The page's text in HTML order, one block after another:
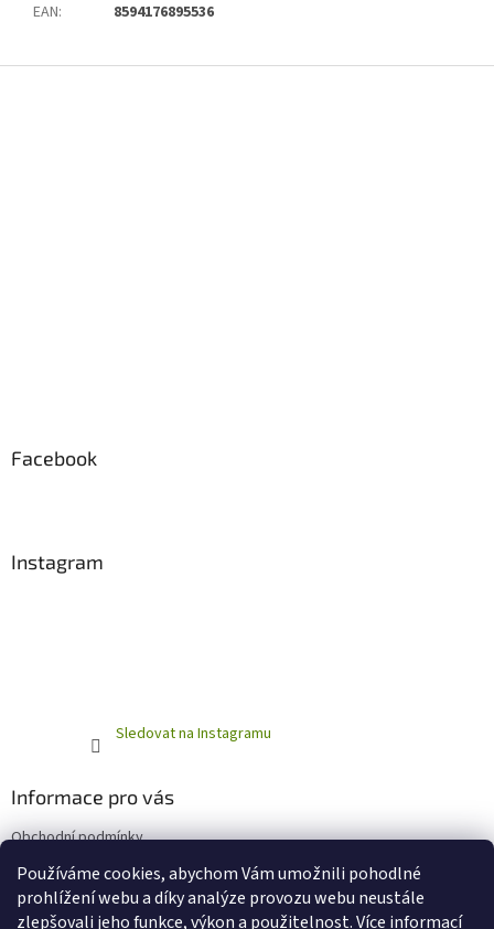
Používáme cookies, abychom Vám umožnili pohodlné
prohlížení webu a díky analýze provozu webu neustále
zlepšovali jeho funkce, výkon a použitelnost.Více informací
EAN: 8594176895536
Facebook
Instagram
Sledovat na Instagramu
Informace pro vás
Obchodní podmínky
Podmínky ochrany osobních údajů